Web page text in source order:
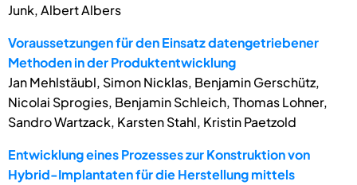
Junk, Albert Albers
Voraussetzungen für den Einsatz datengetriebener
Methoden in der Produktentwicklung
Jan Mehlstäubl, Simon Nicklas, Benjamin Gerschütz,
Nicolai Sprogies, Benjamin Schleich, Thomas Lohner,
Sandro Wartzack, Karsten Stahl, Kristin Paetzold
Entwicklung eines Prozesses zur Konstruktion von
Hybrid-Implantaten für die Herstellung mittels